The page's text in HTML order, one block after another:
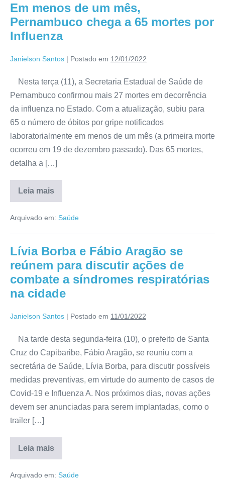
Em menos de um mês,
Pernambuco chega a 65 mortes por
Influenza
Janielson Santos | Postado em 12/01/2022
Nesta terça (11), a Secretaria Estadual de Saúde de
Pernambuco confirmou mais 27 mortes em decorrência
da influenza no Estado. Com a atualização, subiu para
65 o número de óbitos por gripe notificados
laboratorialmente em menos de um mês (a primeira morte
ocorreu em 19 de dezembro passado). Das 65 mortes,
detalha a […]
Leia mais
Arquivado em: Saúde
Lívia Borba e Fábio Aragão se
reúnem para discutir ações de
combate a síndromes respiratórias
na cidade
Janielson Santos | Postado em 11/01/2022
Na tarde desta segunda-feira (10), o prefeito de Santa
Cruz do Capibaribe, Fábio Aragão, se reuniu com a
secretária de Saúde, Lívia Borba, para discutir possíveis
medidas preventivas, em virtude do aumento de casos de
Covid-19 e Influenza A. Nos próximos dias, novas ações
devem ser anunciadas para serem implantadas, como o
trailer […]
Leia mais
Arquivado em: Saúde